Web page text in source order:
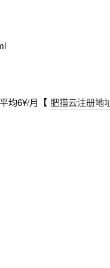
均6¥/月【 肥猫云注册地